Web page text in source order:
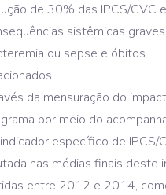
de 30% das IPCS/CVC
sistêmicas
ou sepse e óbitos
da mensuração do
por meio do
específico de IPCS/
nas médias finais deste
entre 2012 e 2014,